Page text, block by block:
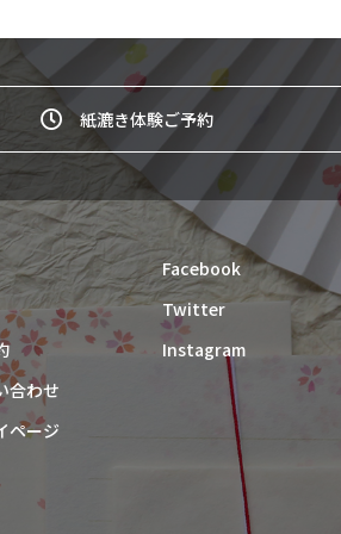
紙漉き体験ご予約
合わせ
ページ
Facebook
Twitter
Instagram